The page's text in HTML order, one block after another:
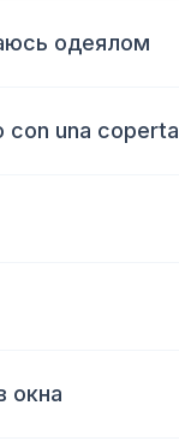
одеялом
con una coperta
окна